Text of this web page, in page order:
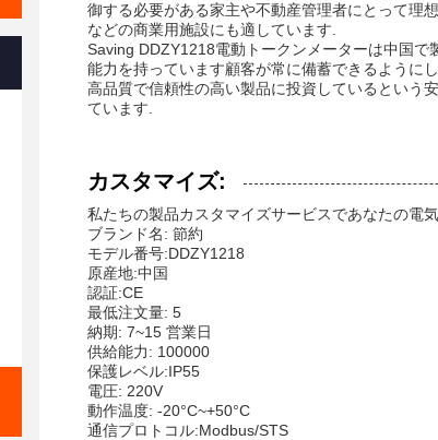
御する必要がある家主や不動産管理者にとって理
などの商業用施設にも適しています.
Saving DDZY1218電動トークンメーターは中国
能力を持っています顧客が常に備蓄できるようにし
高品質で信頼性の高い製品に投資しているという
ています.
カスタマイズ:
私たちの製品カスタマイズサービスであなたの電
ブランド名: 節約
モデル番号:DDZY1218
原産地:中国
認証:CE
最低注文量: 5
納期: 7~15 営業日
供給能力: 100000
保護レベル:IP55
電圧: 220V
動作温度: -20°C~+50°C
通信プロトコル:Modbus/STS